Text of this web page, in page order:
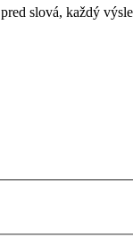
pred slová, každý